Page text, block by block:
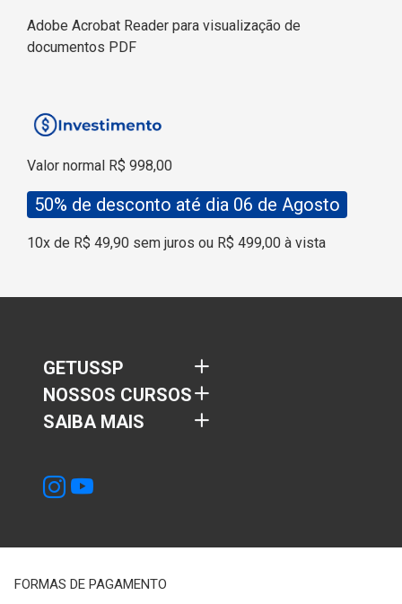
Adobe Acrobat Reader para visualização de
documentos PDF
Valor normal R$ 998,00
50% de desconto até dia 06 de Agosto
10x de R$ 49,90 sem juros ou R$ 499,00 à vista
GETUSSP
NOSSOS CURSOS
SAIBA MAIS
FORMAS DE PAGAMENTO